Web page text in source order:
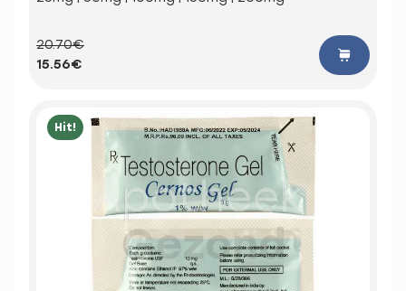
20.70€
15.56€
Hit!